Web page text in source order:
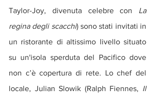
Taylor-Joy, divenuta celebre con La
regina degli scacchi) sono stati invitati in
un ristorante di altissimo livello situato
su un'isola sperduta del Pacifico dove
non c’è copertura di rete. Lo chef del
locale, Julian Slowik (Ralph Fiennes, Il